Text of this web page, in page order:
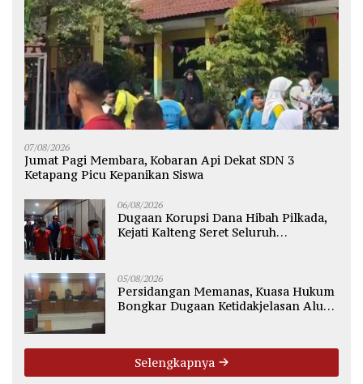
07/08/2026
Jumat Pagi Membara, Kobaran Api Dekat SDN 3
Ketapang Picu Kepanikan Siswa
06/08/2026
Dugaan Korupsi Dana Hibah Pilkada,
Kejati Kalteng Seret Seluruh
05/08/2026
Persidangan Memanas, Kuasa Hukum
Bongkar Dugaan Ketidakjelasan Alur
Selengkapnya